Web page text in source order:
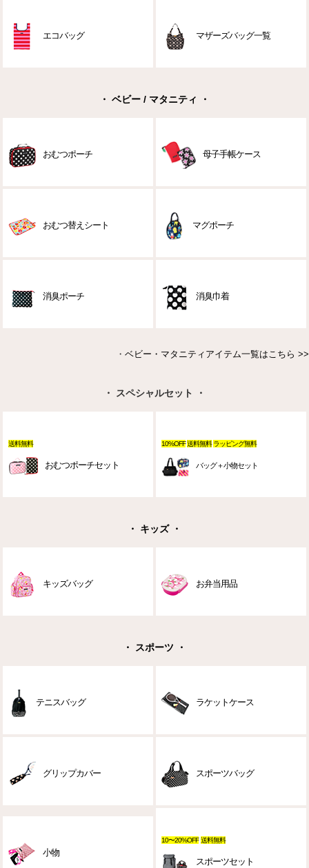
エコバッグ マザーズバッグ一覧
・ ベビー / マタニティ ・
おむつポーチ 母子手帳ケース
おむつ替えシート マグポーチ
消臭ポーチ 消臭巾着
・ ベビー・マタニティアイテム一覧はこちら >>
・ スペシャルセット ・
送料無料
おむつポーチセット
10%OFF 送料無料 ラッピング無料
バッグ＋小物セット
・ キッズ ・
キッズバッグ お弁当用品
・ スポーツ ・
テニスバッグ ラケットケース
グリップカバー スポーツバッグ
小物
10〜20%OFF 送料無料
スポーツセット